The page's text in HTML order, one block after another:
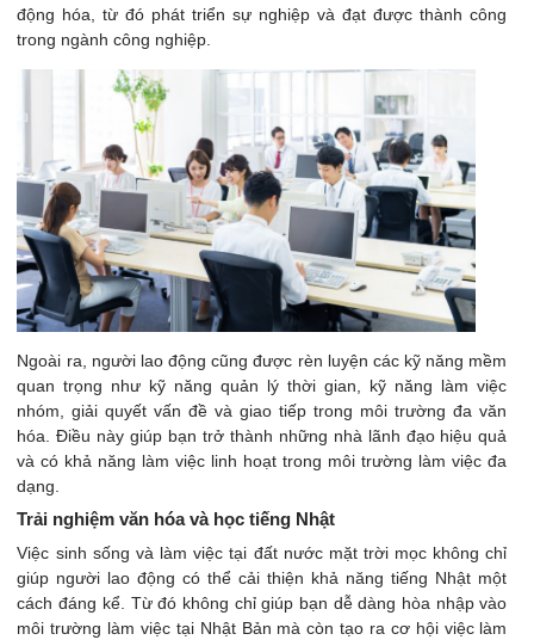
động hóa, từ đó phát triển sự nghiệp và đạt được thành công
trong ngành công nghiệp.
Ngoài ra, người lao động cũng được rèn luyện các kỹ năng mềm
quan trọng như kỹ năng quản lý thời gian, kỹ năng làm việc
nhóm, giải quyết vấn đề và giao tiếp trong môi trường đa văn
hóa. Điều này giúp bạn trở thành những nhà lãnh đạo hiệu quả
và có khả năng làm việc linh hoạt trong môi trường làm việc đa
dạng.
Trải nghiệm văn hóa và học tiếng Nhật
Việc sinh sống và làm việc tại đất nước mặt trời mọc không chỉ
giúp người lao động có thể cải thiện khả năng tiếng Nhật một
cách đáng kể. Từ đó không chỉ giúp bạn dễ dàng hòa nhập vào
môi trường làm việc tại Nhật Bản mà còn tạo ra cơ hội việc làm